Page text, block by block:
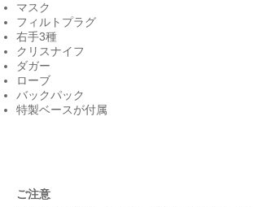
マスク
フィルトプラグ
右手3種
クリスナイフ
ダガー
ローブ
バックパック
特製ベースが付属
ご注意